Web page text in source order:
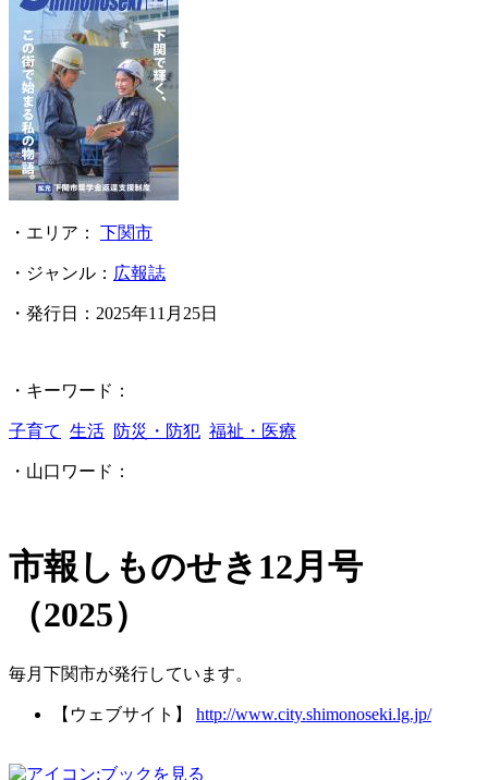
・エリア： 下関市
・ジャンル： 広報誌
・発行日： 2025年11月25日
・キーワード：
子育て 生活 防災・防犯 福祉・医療
・山口ワード：
市報しものせき12月号
（2025）
毎月下関市が発行しています。
【ウェブサイト】 http://www.city.shimonoseki.lg.jp/